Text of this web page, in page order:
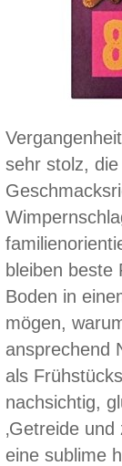
sehr stolz,
bleiben
Boden in
mögen,
ansprechend
als
nachsichtig,
‚Getreide
eine sublime